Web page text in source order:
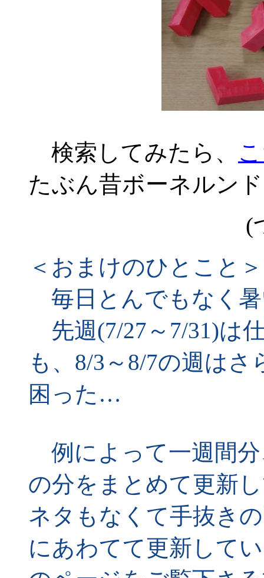
検索してみたら、
たぶん昔ボーネルン
(
＜おまけのひとこと＞
毎日とんでもなく
先週(7/27～7/31)は
も、8/3～8/7の週は
困った…
例によって一週間分
の分をまとめて更新
ネタもなくて手抜き
にあわてて更新して